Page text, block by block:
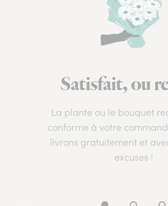
Satisfait, ou
La plante ou le bouquet
conforme à votre
livrons gratuitement et
excuses !